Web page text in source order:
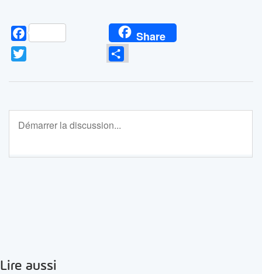
Facebook Share
Partager
Lire aussi